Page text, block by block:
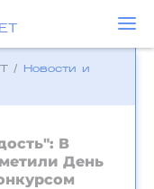
/
Новости и
В
День